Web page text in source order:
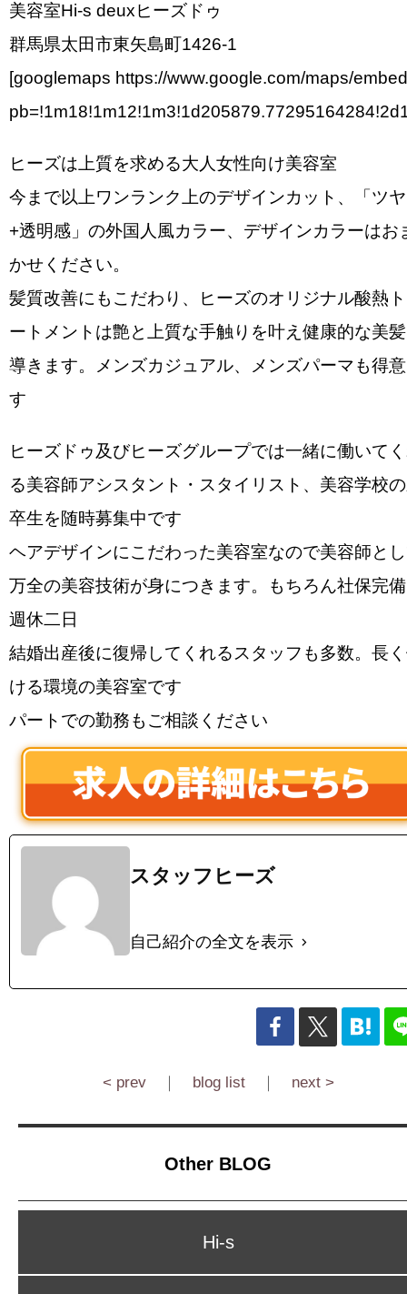
美容室Hi-s deuxヒーズドゥ
群馬県太田市東矢島町1426-1
[googlemaps https://www.google.com/maps/
ヒーズは上質を求める大人女性向け美容室
今まで以上ワンランク上のデザインカット、「ツヤ
+透明感」の外国人風カラー、デザインカラーはお
かせください。
髪質改善にもこだわり、ヒーズのオリジナル酸熱
ートメントは艶と上質な手触りを叶え健康的な美
導きます。メンズカジュアル、メンズパーマも得
す
ヒーズドゥ及びヒーズグループでは一緒に働いて
る美容師アシスタント・スタイリスト、美容学校
卒生を随時募集中です
ヘアデザインにこだわった美容室なので美容師と
万全の美容技術が身につきます。もちろん社保完
週休二日
結婚出産後に復帰してくれるスタッフも多数。長
ける環境の美容室です
パートでの勤務もご相談ください
スタッフヒーズ
自己紹介の全文を表示
< prev｜ blog list｜ next >
Other BLOG
Hi-s